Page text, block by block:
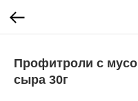
Профитроли с
сыра 30г